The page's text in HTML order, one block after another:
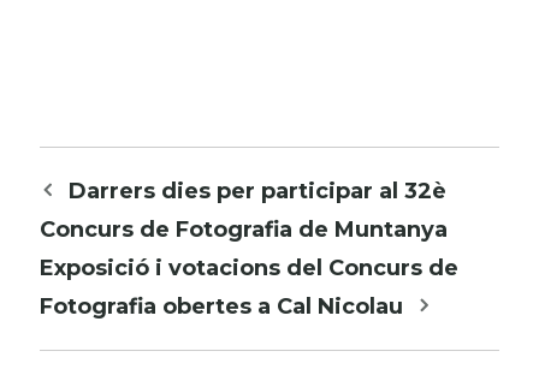
Navegació
per
entrades
Darrers dies per participar al 32è
Concurs de Fotografia de Muntanya
Exposició i votacions del Concurs de
Fotografia obertes a Cal Nicolau